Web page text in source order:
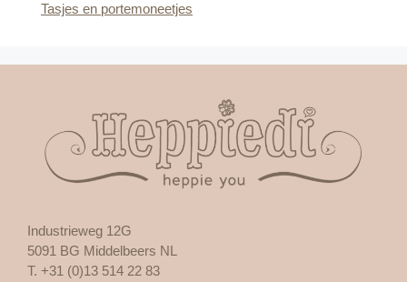
Tasjes en portemoneetjes
Industrieweg 12G
5091 BG Middelbeers NL
T. +31 (0)13 514 22 83